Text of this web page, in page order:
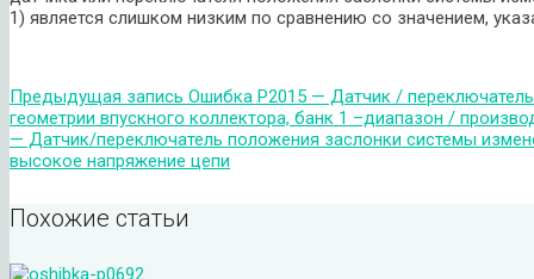
1) является слишком низким по сравнению со значением,
Предыдущая запись Ошибка P2015 — Датчик /
геометрии впускного коллектора, банк 1 –диапазон /
— Датчик/переключатель положения заслонки системы
высокое напряжение цепи
Похожие статьи